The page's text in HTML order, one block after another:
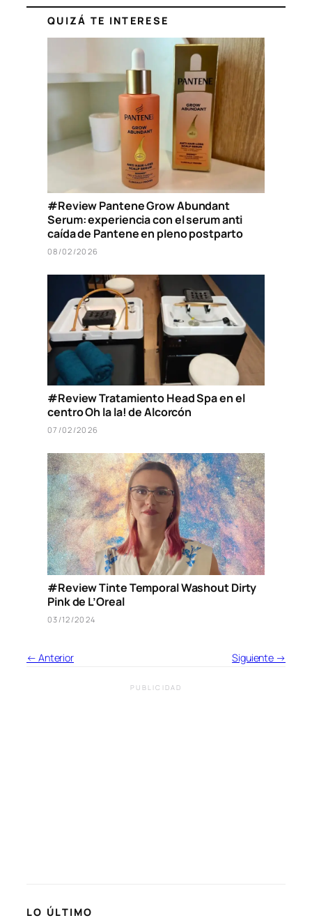
QUIZÁ TE INTERESE
#Review Pantene Grow Abundant
Serum: experiencia con el serum anti
caída de Pantene en pleno postparto
08/02/2026
#Review Tratamiento Head Spa en el
centro Oh la la! de Alcorcón
07/02/2026
#Review Tinte Temporal Washout Dirty
Pink de L’Oreal
03/12/2024
← Anterior Siguiente →
PUBLICIDAD
LO ÚLTIMO